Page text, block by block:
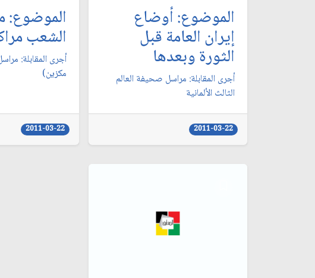
الموضوع: أوضاع
إيران العامة قبل
الثورة وبعدها
أجرى المقابلة: مراسل صحيفة العالم
الثالث الألمانية
2011-03-22
الموضوع:
الشعب
أجرى المقابلة:
مكزين)
2011-03-22